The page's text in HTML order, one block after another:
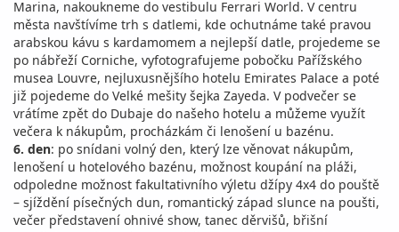
Marina, nakoukneme do vestibulu Ferrari World. V centru
města navštívíme trh s datlemi, kde ochutnáme také pravou
arabskou kávu s kardamomem a nejlepší datle, projedeme se
po nábřeží Corniche, vyfotografujeme pobočku Pařížského
musea Louvre, nejluxusnějšího hotelu Emirates Palace a poté
již pojedeme do Velké mešity šejka Zayeda. V podvečer se
vrátíme zpět do Dubaje do našeho hotelu a můžeme využít
večera k nákupům, procházkám či lenošení u bazénu.
6. den: po snídani volný den, který lze věnovat nákupům,
lenošení u hotelového bazénu, možnost koupání na pláži,
odpoledne možnost fakultativního výletu džípy 4x4 do pouště
– sjíždění písečných dun, romantický západ slunce na poušti,
večer představení ohnivé show, tanec děrvišů, břišní